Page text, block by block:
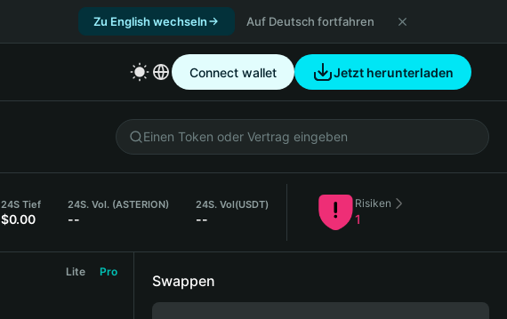
Zu English wechseln Auf Deutsch fortfahren
Connect wallet Jetzt herunterladen
24S Tief
$0.00
24S. Vol. (ASTERION)
--
24S. Vol(USDT)
--
Risiken
1
Lite Pro
Swappen